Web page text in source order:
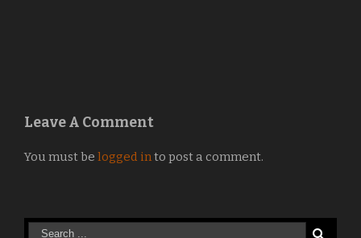
Leave A Comment
You must be logged into post a comment.